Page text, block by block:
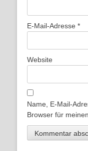
E-Mail-Adresse *
Website
Name, E-Mail-
Browser für